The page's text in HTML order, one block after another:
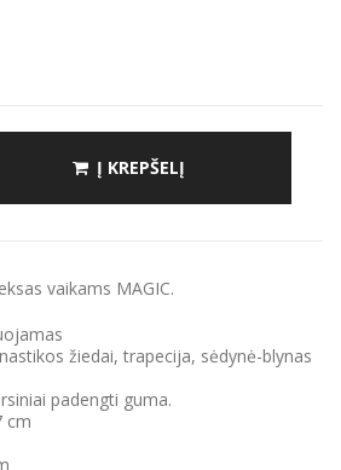
Į KREPŠELĮ
vaikams MAGIC.
žiedai, trapecija, sėdynė-blynas
padengti guma.
cm